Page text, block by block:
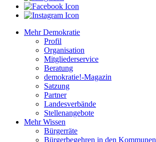
Mehr Demokratie
Profil
Organisation
Mitgliederservice
Beratung
demokratie!-Magazin
Satzung
Partner
Landesverbände
Stellenangebote
Mehr Wissen
Bürgerräte
Bürgerbegehren in den Kommunen